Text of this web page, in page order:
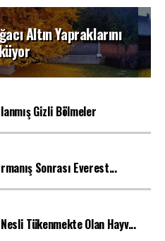
Altın Yapraklarını
Gizli Bölmeler
Sonrası Everest...
Tükenmekte Olan Hayv...